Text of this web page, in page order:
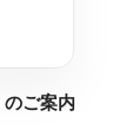
ご案内